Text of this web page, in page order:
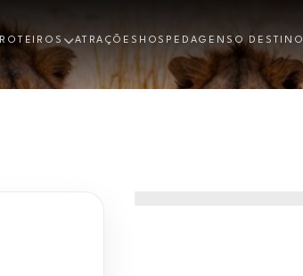
ROTEIROS ATRAÇÕES HOSPEDAGENS O DESTINO